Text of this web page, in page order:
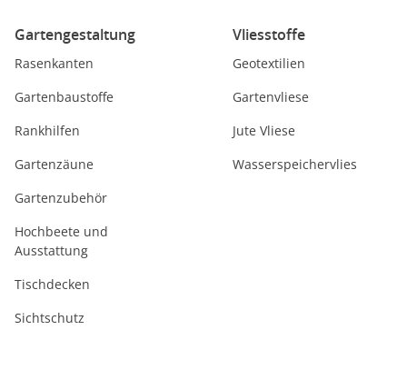
Gartengestaltung
Rasenkanten
Gartenbaustoffe
Rankhilfen
Gartenzäune
Gartenzubehör
Hochbeete und
Ausstattung
Tischdecken
Sichtschutz
Vliesstoffe
Geotextilien
Gartenvliese
Jute Vliese
Wasserspeichervlies